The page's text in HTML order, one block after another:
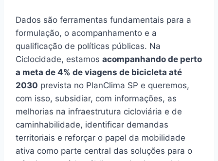
Dados são ferramentas fundamentais para a
formulação, o acompanhamento e a
qualificação de políticas públicas. Na
Ciclocidade, estamos acompanhando de perto
a meta de 4% de viagens de bicicleta até
2030 prevista no PlanClima SP e queremos,
com isso, subsidiar, com informações, as
melhorias na infraestrutura cicloviária e de
caminhabilidade, identificar demandas
territoriais e reforçar o papel da mobilidade
ativa como parte central das soluções para o